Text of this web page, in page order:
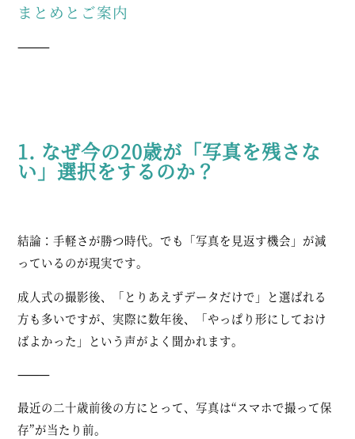
まとめとご案内
⸻
1. なぜ今の20歳が「写真を残さな
い」選択をするのか？
結論：手軽さが勝つ時代。でも「写真を見返す機会」が減
っているのが現実です。
成人式の撮影後、「とりあえずデータだけで」と選ばれる
方も多いですが、実際に数年後、「やっぱり形にしておけ
ばよかった」という声がよく聞かれます。
⸻
最近の二十歳前後の方にとって、写真は“スマホで撮って保
存”が当たり前。